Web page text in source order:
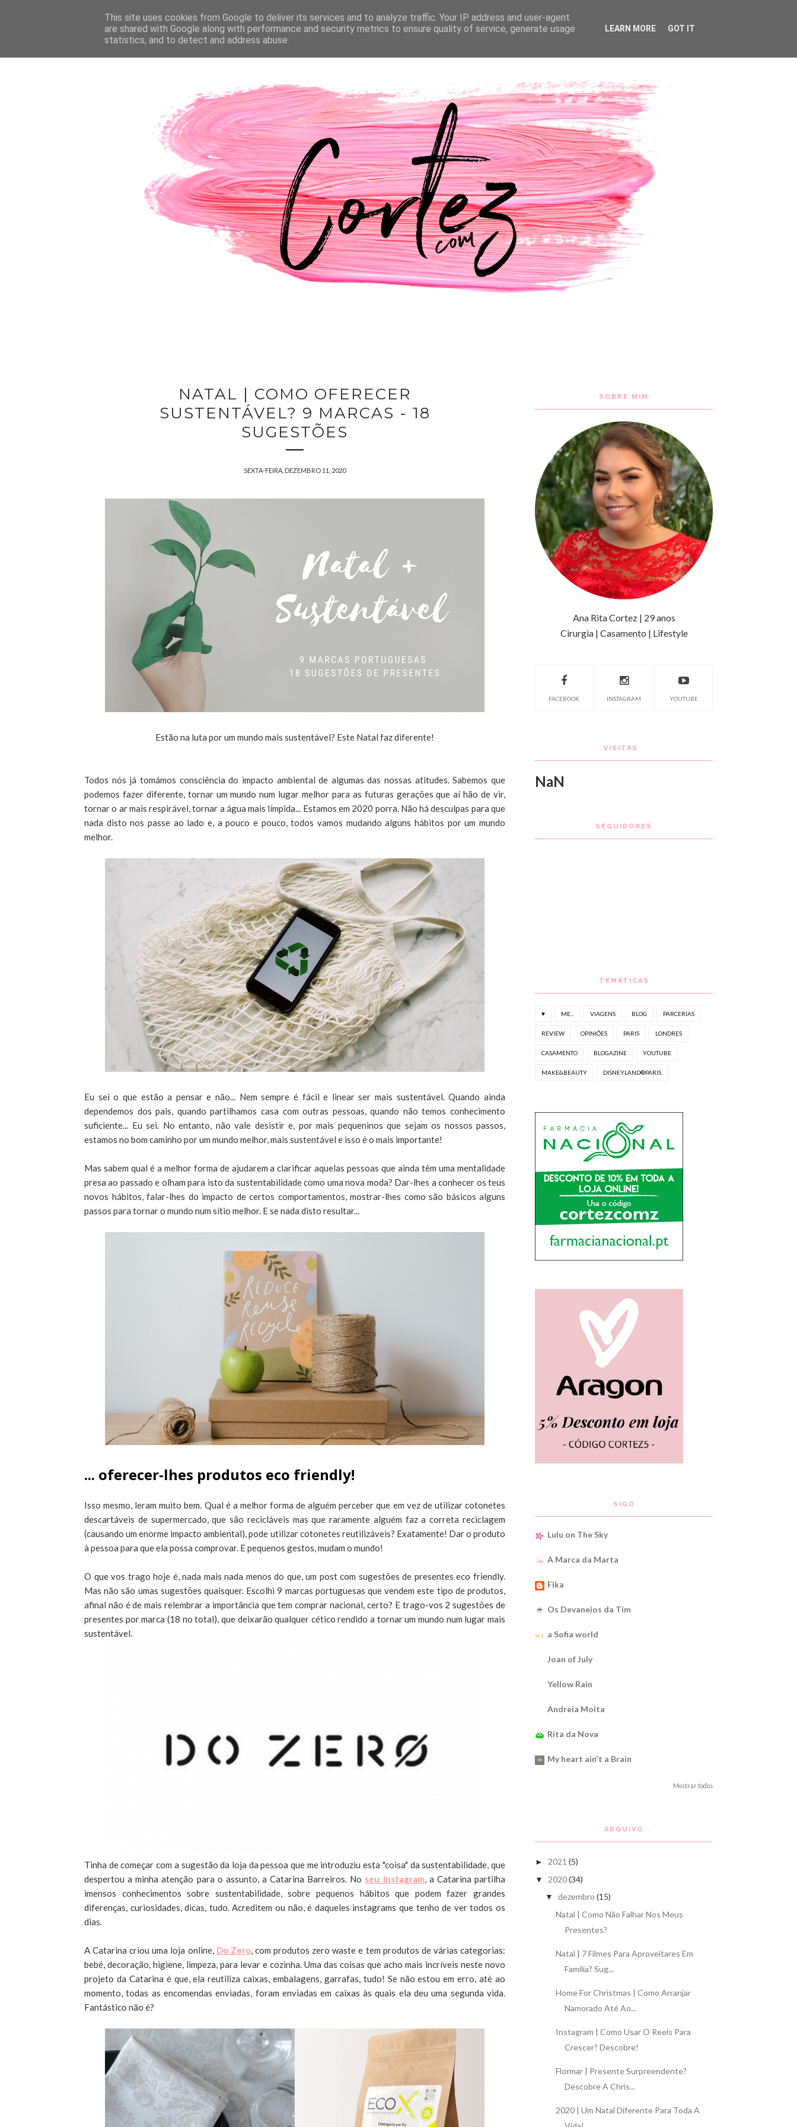
PÁGINA INICIAL SOBRE A AUTORA CONTACTOS PASSATEMPOS CASAMENTO
NATAL | COMO OFERECER
SUSTENTÁVEL? 9 MARCAS - 18
SUGESTÕES
SEXTA-FEIRA, DEZEMBRO 11, 2020
Estão na luta por um mundo mais sustentável? Este Natal faz diferente!
Todos nós já tomámos consciência do impacto ambiental de algumas das nossas atitudes. Sabemos que
podemos fazer diferente, tornar um mundo num lugar melhor para as futuras gerações que aí hão de vir,
tornar o ar mais respirável, tornar a água mais límpida... Estamos em 2020 porra. Não há desculpas para que
nada disto nos passe ao lado e, a pouco e pouco, todos vamos mudando alguns hábitos por um mundo
melhor.
Eu sei o que estão a pensar e não... Nem sempre é fácil e linear ser mais sustentável. Quando ainda
dependemos dos pais, quando partilhamos casa com outras pessoas, quando não temos conhecimento
suficiente... Eu sei. No entanto, não vale desistir e, por mais pequeninos que sejam os nossos passos,
estamos no bom caminho por um mundo melhor, mais sustentável e isso é o mais importante!
Mas sabem qual é a melhor forma de ajudarem a clarificar aquelas pessoas que ainda têm uma mentalidade
presa ao passado e olham para isto da sustentabilidade como uma nova moda? Dar-lhes a conhecer os teus
novos hábitos, falar-lhes do impacto de certos comportamentos, mostrar-lhes como são básicos alguns
passos para tornar o mundo num sítio melhor. E se nada disto resultar...
... oferecer-lhes produtos eco friendly!
Isso mesmo, leram muito bem. Qual é a melhor forma de alguém perceber que em vez de utilizar cotonetes
descartáveis de supermercado, que são recicláveis mas que raramente alguém faz a correta reciclagem
(causando um enorme impacto ambiental), pode utilizar cotonetes reutilizáveis? Exatamente! Dar o produto
à pessoa para que ela possa comprovar. E pequenos gestos, mudam o mundo!
O que vos trago hoje é, nada mais nada menos do que, um post com sugestões de presentes eco friendly.
Mas não são umas sugestões quaisquer. Escolhi 9 marcas portuguesas que vendem este tipo de produtos,
afinal não é de mais relembrar a importância que tem comprar nacional, certo? E trago-vos 2 sugestões de
presentes por marca (18 no total), que deixarão qualquer cético rendido a tornar um mundo num lugar mais
sustentável.
Tinha de começar com a sugestão da loja da pessoa que me introduziu esta "coisa" da sustentabilidade, que
despertou a minha atenção para o assunto, a Catarina Barreiros. No seu Instagram, a Catarina partilha
imensos conhecimentos sobre sustentabilidade, sobre pequenos hábitos que podem fazer grandes
diferenças, curiosidades, dicas, tudo. Acreditem ou não, é daqueles instagrams que tenho de ver todos os
dias.
A Catarina criou uma loja online, Do Zero, com produtos zero waste e tem produtos de várias categorias:
bebé, decoração, higiene, limpeza, para levar e cozinha. Uma das coisas que acho mais incríveis neste novo
projeto da Catarina é que, ela reutiliza caixas, embalagens, garrafas, tudo! Se não estou em erro, até ao
momento, todas as encomendas enviadas, foram enviadas em caixas às quais ela deu uma segunda vida.
Fantástico não é?
SOBRE MIM
Ana Rita Cortez | 29 anos
Cirurgia | Casamento | Lifestyle
FACEBOOK INSTAGRAM YOUTUBE
VISITAS
NaN
SEGUIDORES
TEMÁTICAS
♥ ME... VIAGENS BLOG PARCERIAS
REVIEW OPINIÕES PARIS LONDRES
CASAMENTO BLOGAZINE YOUTUBE
MAKE&BEAUTY DISNEYLAND®PARIS
SIGO
Lulu on The Sky
A Marca da Marta
Fika
Os Devaneios da Tim
a Sofia world
Joan of July
Yellow Rain
Andreia Moita
Rita da Nova
My heart ain't a Brain
Mostrar todos
ARQUIVO
► 2021 (5)
▼ 2020(34)
▼ dezembro (15)
Natal | Como Não Falhar Nos Meus
Presentes?
Natal | 7 Filmes Para Aproveitares Em
Família? Sug...
Home For Christmas | Como Arranjar
Namorado Até Ao...
Instagram | Como Usar O Reels Para
Crescer? Descobre!
Flormar | Presente Surpreendente?
Descobre A Chris...
2020 | Um Natal Diferente Para Toda A
This site uses cookies from Google to deliver its services and to analyze traffic. Your IP address and user-agent
are shared with Google along with performance and security metrics to ensure quality of service, generate usage
statistics, and to detect and address abuse.
LEARN MORE GOT IT